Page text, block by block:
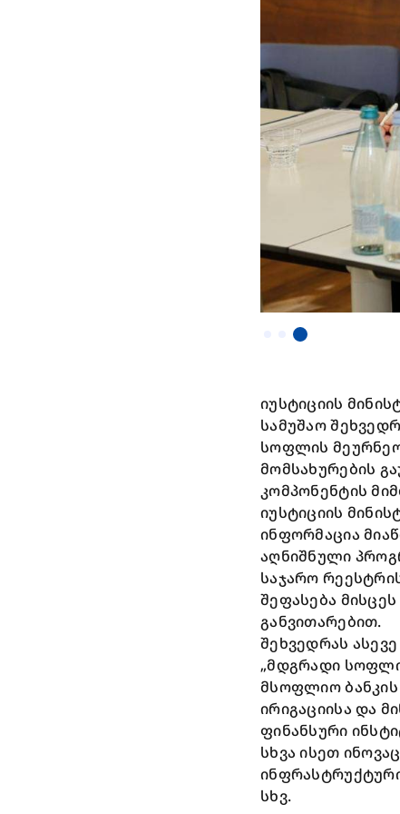
იუსტიციის
სამუშაო
სოფლის
მომსახურების
კომპონენტის
იუსტიციის
ინფორმაცია
აღნიშნული
საჯარო
შეფასება
განვითარებით.
შეხვედრას
„მდგრადი
მსოფლიო
ირიგაციისა და
ფინანსური
სხვა ისეთ
სხვ.